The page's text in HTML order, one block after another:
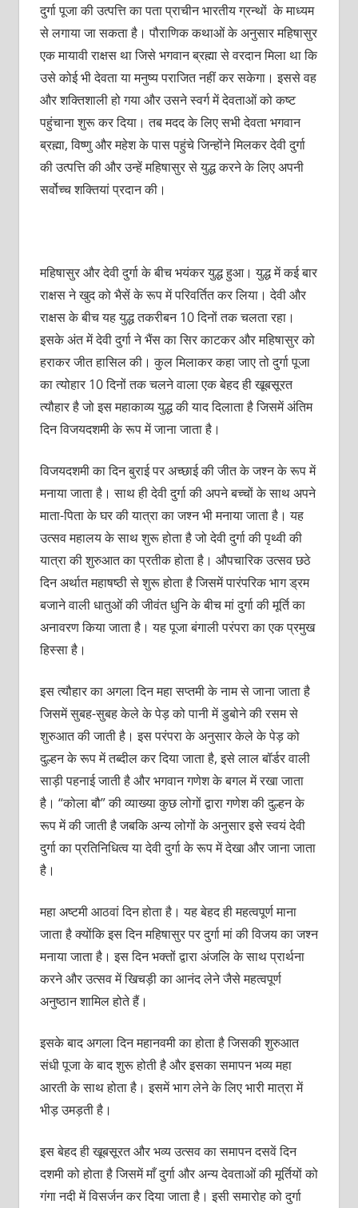
दुर्गा पूजा की उत्पत्ति का पता प्राचीन भारतीय ग्रन्थों के माध्यम
से लगाया जा सकता है। पौराणिक कथाओं के अनुसार महिषासुर
एक मायावी राक्षस था जिसे भगवान ब्रह्मा से वरदान मिला था कि
उसे कोई भी देवता या मनुष्य पराजित नहीं कर सकेगा। इससे वह
और शक्तिशाली हो गया और उसने स्वर्ग में देवताओं को कष्ट
पहुंचाना शुरू कर दिया। तब मदद के लिए सभी देवता भगवान
ब्रह्मा, विष्णु और महेश के पास पहुंचे जिन्होंने मिलकर देवी दुर्गा
की उत्पत्ति की और उन्हें महिषासुर से युद्ध करने के लिए अपनी
सर्वोच्च शक्तियां प्रदान की।
महिषासुर और देवी दुर्गा के बीच भयंकर युद्ध हुआ। युद्ध में कई बार
राक्षस ने खुद को भैसें के रूप में परिवर्तित कर लिया। देवी और
राक्षस के बीच यह युद्ध तकरीबन 10 दिनों तक चलता रहा।
इसके अंत में देवी दुर्गा ने भैंस का सिर काटकर और महिषासुर को
हराकर जीत हासिल की। कुल मिलाकर कहा जाए तो दुर्गा पूजा
का त्योहार 10 दिनों तक चलने वाला एक बेहद ही खूबसूरत
त्यौहार है जो इस महाकाव्य युद्ध की याद दिलाता है जिसमें अंतिम
दिन विजयदशमी के रूप में जाना जाता है।
विजयदशमी का दिन बुराई पर अच्छाई की जीत के जश्न के रूप में
मनाया जाता है। साथ ही देवी दुर्गा की अपने बच्चों के साथ अपने
माता-पिता के घर की यात्रा का जश्न भी मनाया जाता है। यह
उत्सव महालय के साथ शुरू होता है जो देवी दुर्गा की पृथ्वी की
यात्रा की शुरुआत का प्रतीक होता है। औपचारिक उत्सव छठे
दिन अर्थात महाषष्ठी से शुरू होता है जिसमें पारंपरिक भाग ड्रम
बजाने वाली धातुओं की जीवंत धुनि के बीच मां दुर्गा की मूर्ति का
अनावरण किया जाता है। यह पूजा बंगाली परंपरा का एक प्रमुख
हिस्सा है।
इस त्यौहार का अगला दिन महा सप्तमी के नाम से जाना जाता है
जिसमें सुबह-सुबह केले के पेड़ को पानी में डुबोने की रसम से
शुरुआत की जाती है। इस परंपरा के अनुसार केले के पेड़ को
दुल्हन के रूप में तब्दील कर दिया जाता है, इसे लाल बॉर्डर वाली
साड़ी पहनाई जाती है और भगवान गणेश के बगल में रखा जाता
है। “कोला बौ” की व्याख्या कुछ लोगों द्वारा गणेश की दुल्हन के
रूप में की जाती है जबकि अन्य लोगों के अनुसार इसे स्वयं देवी
दुर्गा का प्रतिनिधित्व या देवी दुर्गा के रूप में देखा और जाना जाता
है।
महा अष्टमी आठवां दिन होता है। यह बेहद ही महत्वपूर्ण माना
जाता है क्योंकि इस दिन महिषासुर पर दुर्गा मां की विजय का जश्न
मनाया जाता है। इस दिन भक्तों द्वारा अंजलि के साथ प्रार्थना
करने और उत्सव में खिचड़ी का आनंद लेने जैसे महत्वपूर्ण
अनुष्ठान शामिल होते हैं।
इसके बाद अगला दिन महानवमी का होता है जिसकी शुरुआत
संधी पूजा के बाद शुरू होती है और इसका समापन भव्य महा
आरती के साथ होता है। इसमें भाग लेने के लिए भारी मात्रा में
भीड़ उमड़ती है।
इस बेहद ही खूबसूरत और भव्य उत्सव का समापन दसवें दिन
दशमी को होता है जिसमें माँ दुर्गा और अन्य देवताओं की मूर्तियों को
गंगा नदी में विसर्जन कर दिया जाता है। इसी समारोह को दुर्गा